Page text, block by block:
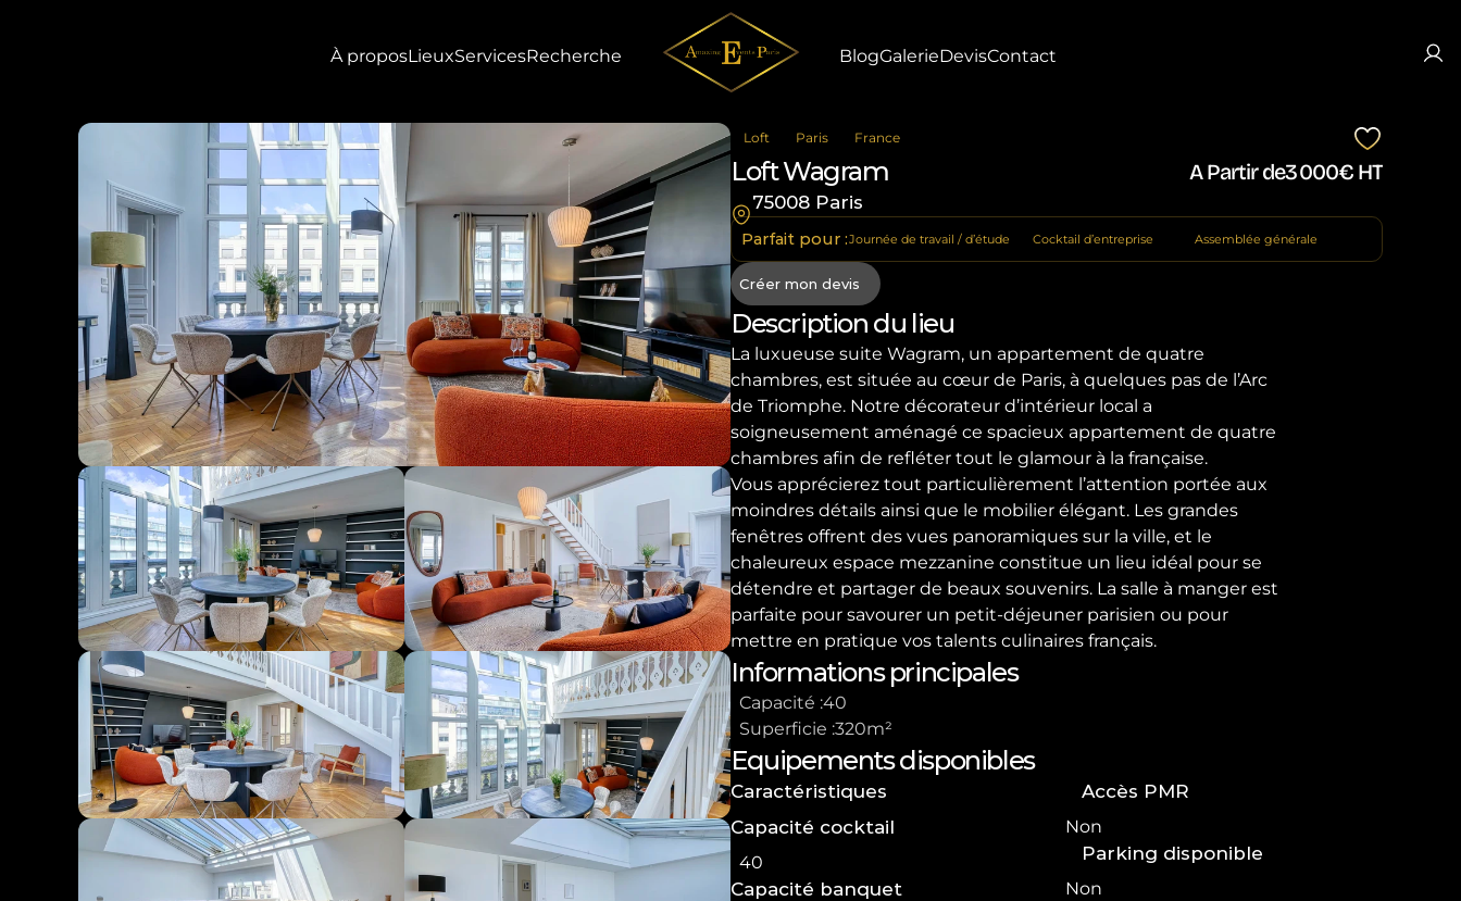
À proposLieuxServicesRecherche BlogGalerieDevisContact
Loft Paris France
Loft Wagram A Partir de3 000€ HT
75008 Paris
Parfait pour :Journée de travail / d’étude Cocktail d’entreprise Assemblée générale
Créer mon devis
Description du lieu
La luxueuse suite Wagram, un appartement de quatre
chambres, est située au cœur de Paris, à quelques pas de l’Arc
de Triomphe. Notre décorateur d’intérieur local a
soigneusement aménagé ce spacieux appartement de quatre
Vous apprécierez tout particulièrement l’attention portée aux
moindres détails ainsi que le mobilier élégant. Les grandes
fenêtres offrent des vues panoramiques sur la ville, et le
chaleureux espace mezzanine constitue un lieu idéal pour se
détendre et partager de beaux souvenirs. La salle à manger est
parfaite pour savourer un petit-déjeuner parisien ou pour
mettre en pratique vos talents culinaires français.
Informations principales
Capacité :40
Superficie :320m²
Equipements disponibles
Caractéristiques
Capacité cocktail
40
Capacité banquet
Accès PMR
Non
Parking disponible
Non